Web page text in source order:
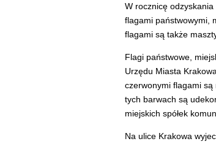
W rocznicę odzyskania
flagami państwowymi,
flagami są także
Flagi państwowe,
Urzędu Miasta
czerwonymi flagami
tych barwach są
miejskich spółek
Na ulice Krakowa